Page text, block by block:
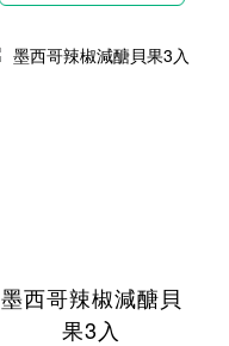
墨西哥辣椒減醣貝
果3入